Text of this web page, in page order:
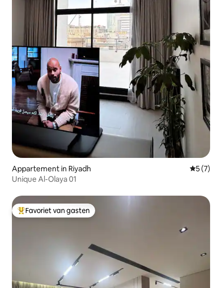
Appartement in Riyadh
5 (7)
Unique Al-Olaya 01
Topfavoriet van gasten
Favoriet van gasten